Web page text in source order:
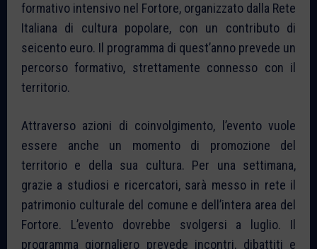
formativo intensivo nel Fortore, organizzato dalla Rete
Italiana di cultura popolare, con un contributo di
seicento euro. Il programma di quest’anno prevede un
percorso formativo, strettamente connesso con il
territorio.
Attraverso azioni di coinvolgimento, l’evento vuole
essere anche un momento di promozione del
territorio e della sua cultura. Per una settimana,
grazie a studiosi e ricercatori, sarà messo in rete il
patrimonio culturale del comune e dell’intera area del
Fortore. L’evento dovrebbe svolgersi a luglio. Il
programma giornaliero prevede incontri, dibattiti e